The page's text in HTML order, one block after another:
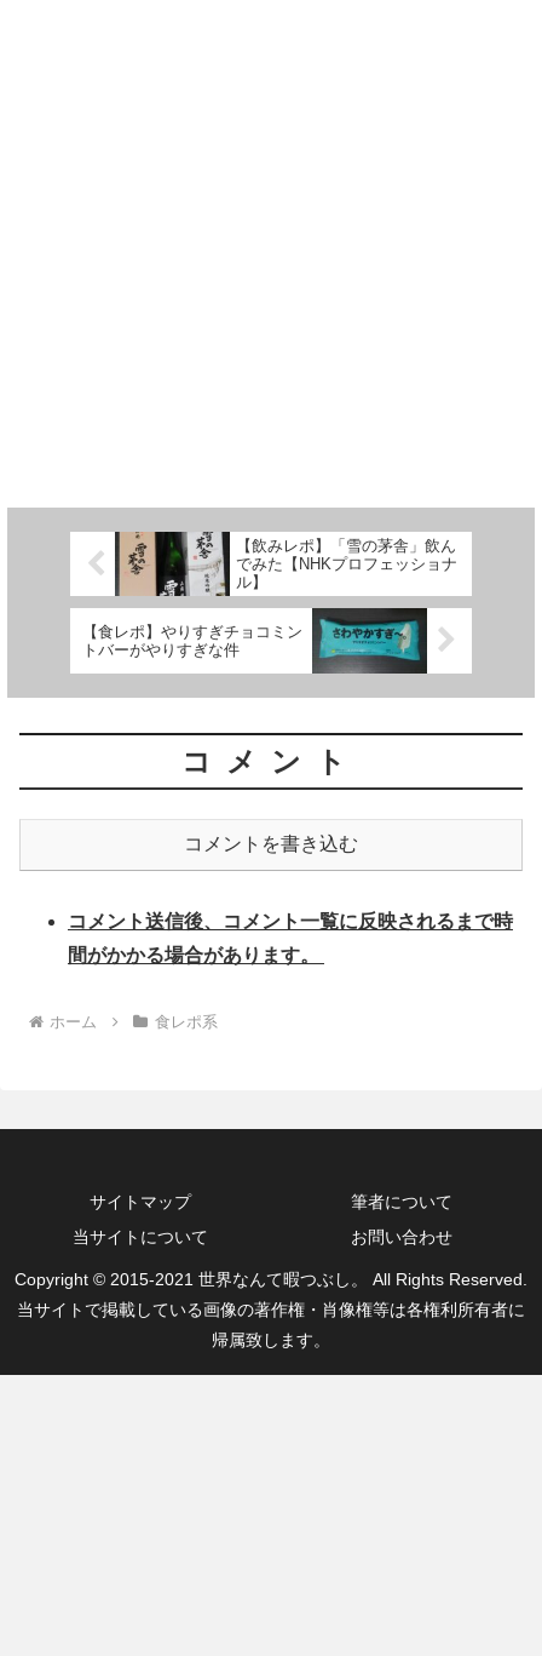
【飲みレポ】「雪の茅舎」飲ん
でみた【NHKプロフェッショナ
ル】
【食レポ】やりすぎチョコミン
トバーがやりすぎな件
コメント
コメントを書き込む
コメント送信後、コメント一覧に反映されるまで時
間がかかる場合があります。
ホーム 食レポ系
サイトマップ
筆者について
当サイトについて
お問い合わせ
Copyright © 2015-2021 世界なんて暇つぶし。 All Rights Reserved.
当サイトで掲載している画像の著作権・肖像権等は各権利所有者に
帰属致します。